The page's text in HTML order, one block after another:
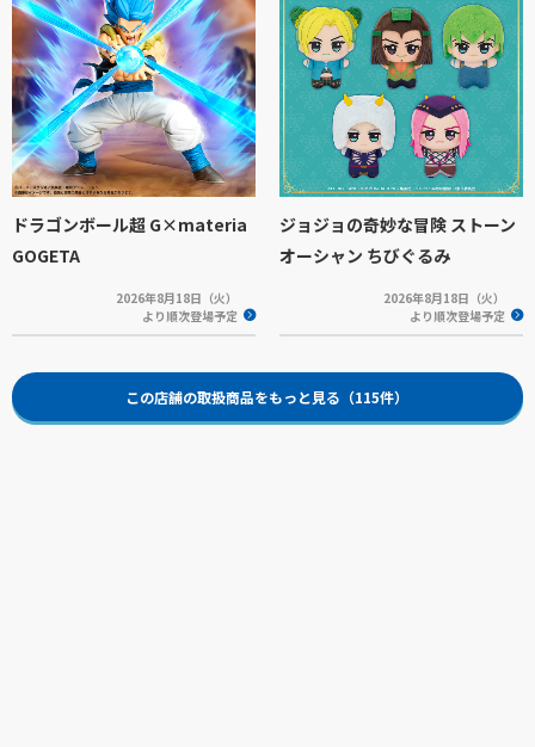
ドラゴンボール超 G×materia
GOGETA
2026年8月18日（火）
より順次登場予定
ジョジョの奇妙な冒険 ストーン
オーシャン ちびぐるみ
2026年8月18日（火）
より順次登場予定
この店舗の取扱商品をもっと見る（115件）